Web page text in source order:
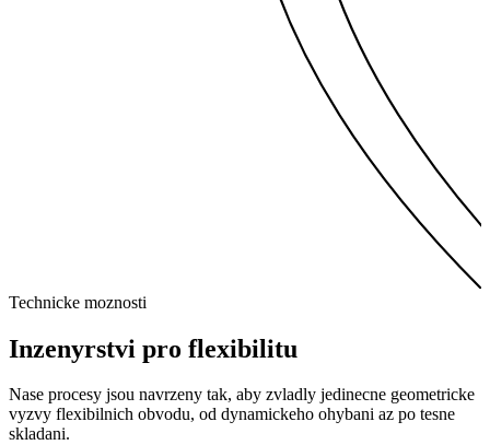
Technicke moznosti
Inzenyrstvi pro flexibilitu
Nase procesy jsou navrzeny tak, aby zvladly jedinecne geometricke
vyzvy flexibilnich obvodu, od dynamickeho ohybani az po tesne
skladani.